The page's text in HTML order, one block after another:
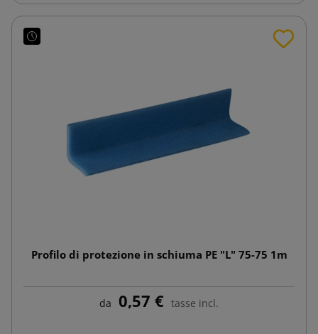
Profilo di protezione in schiuma PE "L" 75-75 1m
da 0,57 € tasse incl.